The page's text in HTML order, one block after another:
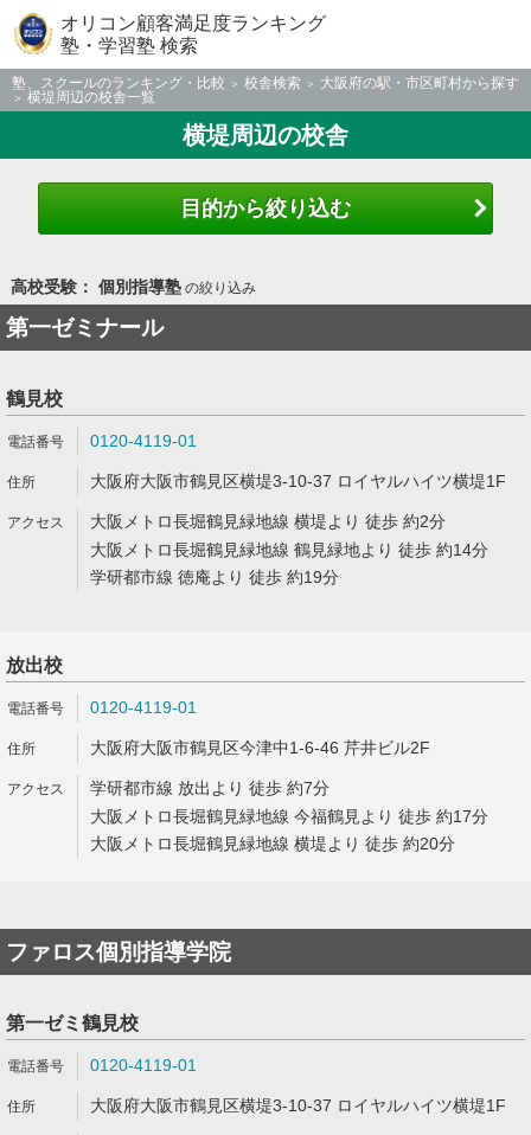
オリコン顧客満足度ランキング
塾・学習塾 検索
塾、スクールのランキング・比較 校舎検索
大阪府の駅・市区町村から探す
横堤周辺の校舎一覧
横堤周辺の校舎
目的から絞り込む
高校受験： 個別指導塾の絞り込み
第一ゼミナール
鶴見校
0120-4119-01
大阪府大阪市鶴見区横堤3-10-37 ロイヤルハイツ横堤1F
大阪メトロ長堀鶴見緑地線 横堤より 徒歩 約2分
大阪メトロ長堀鶴見緑地線 鶴見緑地より 徒歩 約14分
学研都市線 徳庵より 徒歩 約19分
放出校
0120-4119-01
大阪府大阪市鶴見区今津中1-6-46 芹井ビル2F
学研都市線 放出より 徒歩 約7分
大阪メトロ長堀鶴見緑地線 今福鶴見より 徒歩 約17分
大阪メトロ長堀鶴見緑地線 横堤より 徒歩 約20分
ファロス個別指導学院
第一ゼミ鶴見校
0120-4119-01
大阪府大阪市鶴見区横堤3-10-37 ロイヤルハイツ横堤1F